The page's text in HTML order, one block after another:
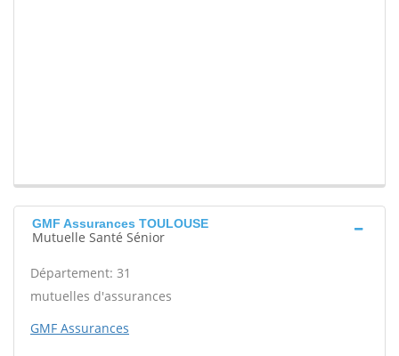
GMF Assurances TOULOUSE
Mutuelle Santé Sénior
Département: 31
mutuelles d'assurances
GMF Assurances